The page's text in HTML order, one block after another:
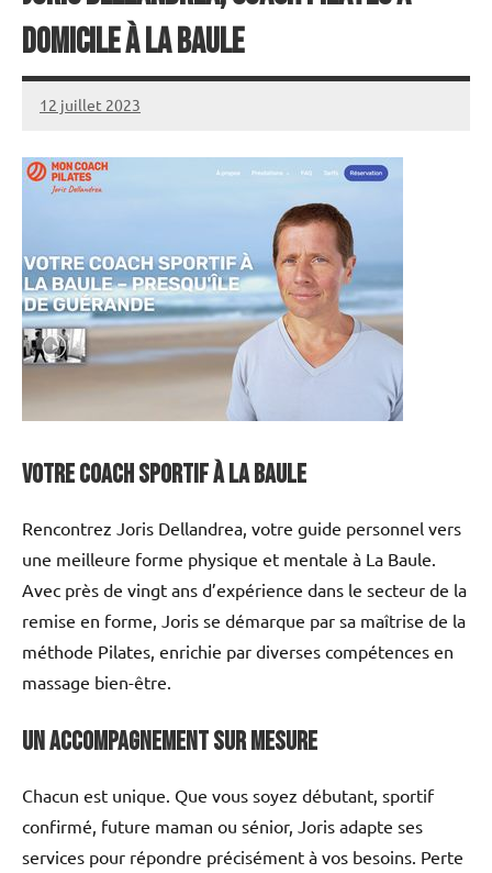
domicile à La Baule
12 juillet 2023
annuairecoaching
Votre coach sportif à la baule
Rencontrez Joris Dellandrea, votre guide personnel vers
une meilleure forme physique et mentale à La Baule.
Avec près de vingt ans d’expérience dans le secteur de la
remise en forme, Joris se démarque par sa maîtrise de la
méthode Pilates, enrichie par diverses compétences en
massage bien-être.
Un accompagnement sur mesure
Chacun est unique. Que vous soyez débutant, sportif
confirmé, future maman ou sénior, Joris adapte ses
services pour répondre précisément à vos besoins. Perte